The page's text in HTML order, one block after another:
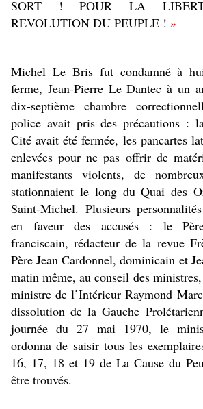
SORT ! POUR LA
REVOLUTION DU PEUPLE ! »
Michel Le Bris fut condamné à
ferme, Jean-Pierre Le Dantec à un
dix-septième chambre
police avait pris des précautions :
Cité avait été fermée, les pancartes
enlevées pour ne pas offrir de
manifestants violents, de
stationnaient le long du Quai des
Saint-Michel. Plusieurs
en faveur des accusés : le
franciscain, rédacteur de la revue
Père Jean Cardonnel, dominicain et
matin même, au conseil des
ministre de l’Intérieur Raymond
dissolution de la Gauche
journée du 27 mai 1970, le
ordonna de saisir tous les
16, 17, 18 et 19 de La Cause du
être trouvés.